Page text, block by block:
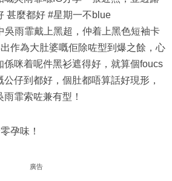
甚麼都好 #星期一不blue
吳雨霏戴上黑超，仲着上黑色短袖卡
作為大肚婆嘅佢除咗型到爆之餘，心
係咪着呢件黑衫遮得好，就算個foucs
仔到都好，個肚都唔算話好現形，
霏索咗兼有型！
孕味！
廣告